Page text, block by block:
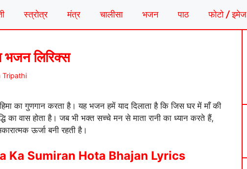
स्त्रोत्र मंत्र चालीसा भजन पाठ फोटो / इमेज
भजन लिरिक्स
Tripathi
का गुणगान करता है। यह भजन हमें याद दिलाता है कि जिस घर में माँ की
का वास होता है। जब भी भक्त सच्चे मन से माता रानी का ध्यान करते हैं,
ऊर्जा बनी रहती है।
Ka Sumiran Hota Bhajan Lyrics